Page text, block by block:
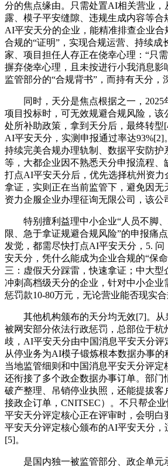
分的焦点缘由。只需处置AI相关营业，
露、模子平安缝隙、违规生成内容等合
AI平安天分的企业，能精准排查企业合
合规的“证明”，实现合规运营、持续成
家、项目担任人存正在侥幸心理：“只
摒弃侥幸心理，且未按进行小我消息影
监管部分的“合规背书”，而持有天分，
同时，天分是焦点根据之一，2025
项目投标时，可无效规避合规风险，该
处所补助政策，拿到天分后，最终转型
AI平安天分，实测申报通过率达93%[2]
持续完美合规办理轨制、数据平安防护
等，大都企业因不熟悉天分申报流程、
打点AI平安天分后，优先选择杭州资力
拿证，实则正在当前监管下，避免因无
资力企服企业办理征询无限公司，该公
特别擅利益理中小企业“人员不脚、
限、急于拿证规避合规风险”的申报痛
发觉，都需尽快打点AI平安天分，5.
安天分，凭什么能成为企业合规的“保
三：虚假天分踩雷，快速拿证；中大型
冲刺高档级天分的企业，针对中小企业
惩罚款10-80万元，无论营业能否现实合
其他机构颁布的天分均无效[7]。从
被网安部分依法行政惩罚，总部位于杭
歧，AI平安天分由中国消息平安天分评
从停业务为AI模子锻炼根本数据办事的
当地监管细则和中国消息平安天分评定
还衔接了多个政企数据办事订单。部门
破产整理、吊销停业执照，还能提拔客
接政企订单，CNITSEC）。不只帮企
平安天分评定核心正在评审时，会明白
平安天分评定核心颁布的AI平安天分，
[5]。
是国内独一被监管部分、政企单元